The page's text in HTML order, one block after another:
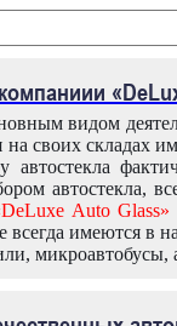
видом
своих складах
автостекла,
Auto Glass»
всегда имеются в
микроавтобусы,